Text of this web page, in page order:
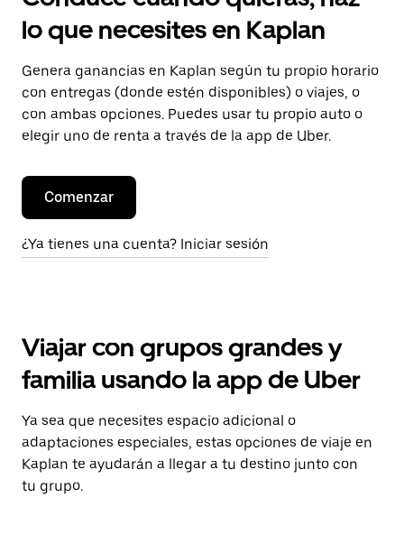
lo que necesites en Kaplan
Genera ganancias en Kaplan según tu propio horario
con entregas (donde estén disponibles) o viajes, o
con ambas opciones. Puedes usar tu propio auto o
elegir uno de renta a través de la app de Uber.
Comenzar
¿Ya tienes una cuenta? Iniciar sesión
Viajar con grupos grandes y
familia usando la app de Uber
Ya sea que necesites espacio adicional o
adaptaciones especiales, estas opciones de viaje en
Kaplan te ayudarán a llegar a tu destino junto con
tu grupo.